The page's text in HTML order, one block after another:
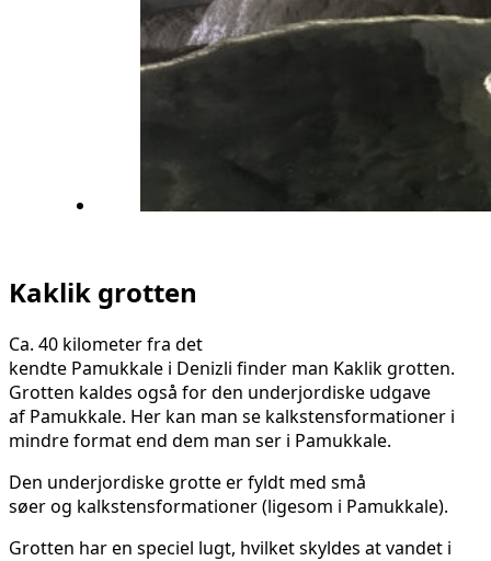
Kaklik grotten
Ca. 40 kilometer fra det
kendte Pamukkale i Denizli finder man Kaklik grotten.
Grotten kaldes også for den underjordiske udgave
af Pamukkale. Her kan man se kalkstensformationer i
mindre format end dem man ser i Pamukkale.
Den underjordiske grotte er fyldt med små
søer og kalkstensformationer (ligesom i Pamukkale).
Grotten har en speciel lugt, hvilket skyldes at vandet i